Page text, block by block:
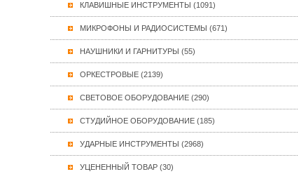
КЛАВИШНЫЕ ИНСТРУМЕНТЫ (1091)
МИКРОФОНЫ И РАДИОСИСТЕМЫ (671)
НАУШНИКИ И ГАРНИТУРЫ (55)
ОРКЕСТРОВЫЕ (2139)
СВЕТОВОЕ ОБОРУДОВАНИЕ (290)
СТУДИЙНОЕ ОБОРУДОВАНИЕ (185)
УДАРНЫЕ ИНСТРУМЕНТЫ (2968)
УЦЕНЕННЫЙ ТОВАР (30)